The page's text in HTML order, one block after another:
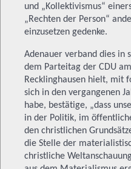
und „Kollektivismus“
„Rechten der Person“
einzusetzen gedenke.
Adenauer verband dies in
dem Parteitag der CDU
Recklinghausen hielt, mit
sich in den vergangenen
habe, bestätige, „dass
in der Politik, im
den christlichen
die Stelle der
christliche